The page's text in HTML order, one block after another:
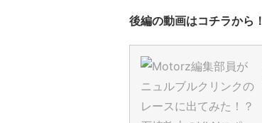
後編の動画はコチラから！